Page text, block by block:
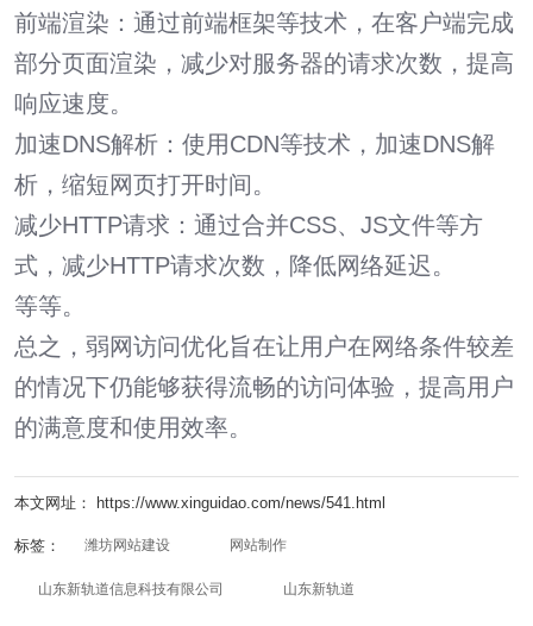
前端渲染：通过前端框架等技术，在客户端完成
部分页面渲染，减少对服务器的请求次数，提高
响应速度。
加速DNS解析：使用CDN等技术，加速DNS解
析，缩短网页打开时间。
减少HTTP请求：通过合并CSS、JS文件等方
式，减少HTTP请求次数，降低网络延迟。
等等。
总之，弱网访问优化旨在让用户在网络条件较差
的情况下仍能够获得流畅的访问体验，提高用户
的满意度和使用效率。
本文网址： https://www.xinguidao.com/news/541.html
标签： 潍坊网站建设 网站制作
山东新轨道信息科技有限公司 山东新轨道